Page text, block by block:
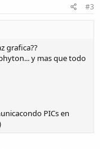
#3
grafica??
y mas que todo
PICs en